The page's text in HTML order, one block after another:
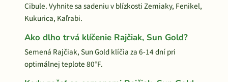
Cibule. Vyhnite sa sadeniu v blízkosti Zemiaky, Fenikel,
Kukurica, Kaľrabi.
Ako dlho trvá klíčenie Rajčiak, Sun Gold?
Semená Rajčiak, Sun Gold klíčia za 6-14 dní pri
optimálnej teplote 80°F.